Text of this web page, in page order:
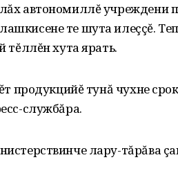
автономиллĕ учреждени
те шута илеççĕ.
тĕллĕн хута ярать.
продукцийĕ тунă чухне
службăра.
лару-тăрăва